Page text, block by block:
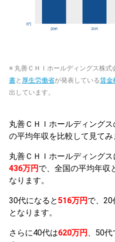
※ 丸善ＣＨＩホールディングス株式
書と 厚生労働省が発表している賃金
出しています。
丸善ＣＨＩホールディング
の平均年収を比較して見てみ
丸善ＣＨＩホールディング
436万円 で、全国の平均年収
なります。
30代になると516万円 で、20
となります。
さらに40代は620万円 、50代